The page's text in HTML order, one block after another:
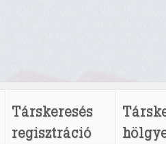
Társkeresés
regisztráció